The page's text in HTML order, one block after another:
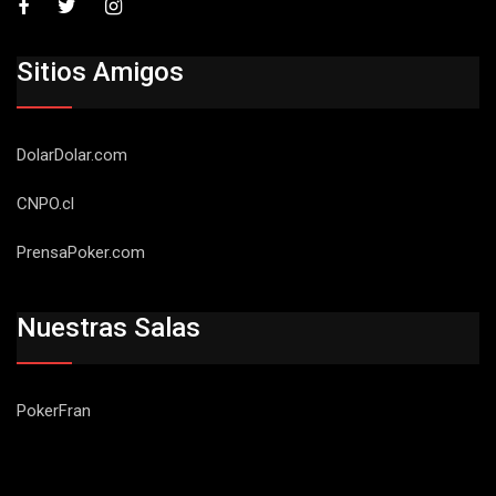
Sitios Amigos
DolarDolar.com
CNPO.cl
PrensaPoker.com
Nuestras Salas
PokerFran